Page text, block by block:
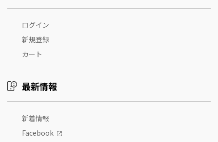
ログイン
新規登録
カート
最新情報
新着情報
Facebook